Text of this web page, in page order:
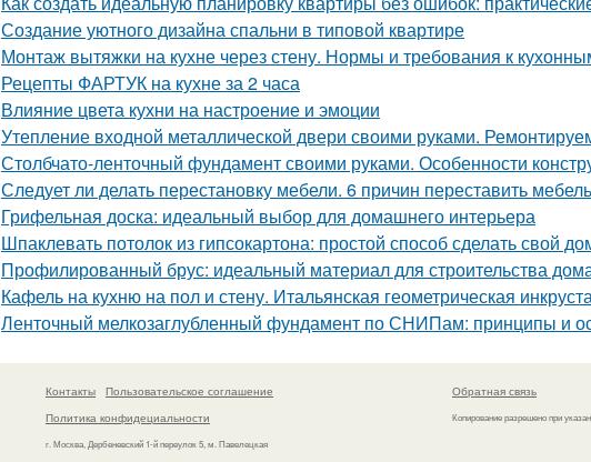
Создание уютного дизайна спальни в типовой квартире
Монтаж вытяжки на кухне через стену. Нормы и требования к
Рецепты ФАРТУК на кухне за 2 часа
Влияние цвета кухни на настроение и эмоции
Утепление входной металлической двери своими руками.
Столбчато-ленточный фундамент своими руками. Особенности
Следует ли делать перестановку мебели. 6 причин переставить мебель
Грифельная доска: идеальный выбор для домашнего интерьера
Шпаклевать потолок из гипсокартона: простой способ сделать свой
Профилированный брус: идеальный материал для строительства
Кафель на кухню на пол и стену. Итальянская геометрическая
Ленточный мелкозаглубленный фундамент по СНИПам: принципы и
Контакты
Пользовательское соглашение
Политика конфидециальности
г. Москва, Дербеневский 1-й переулок 5, м. Павелецкая
Обратная связь
Копирование разрешено при